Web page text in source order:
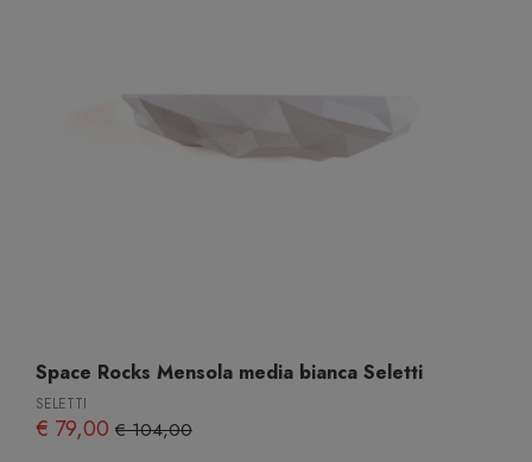
Space Rocks Mensola media bianca Seletti
SELETTI
€ 79,00 € 104,00